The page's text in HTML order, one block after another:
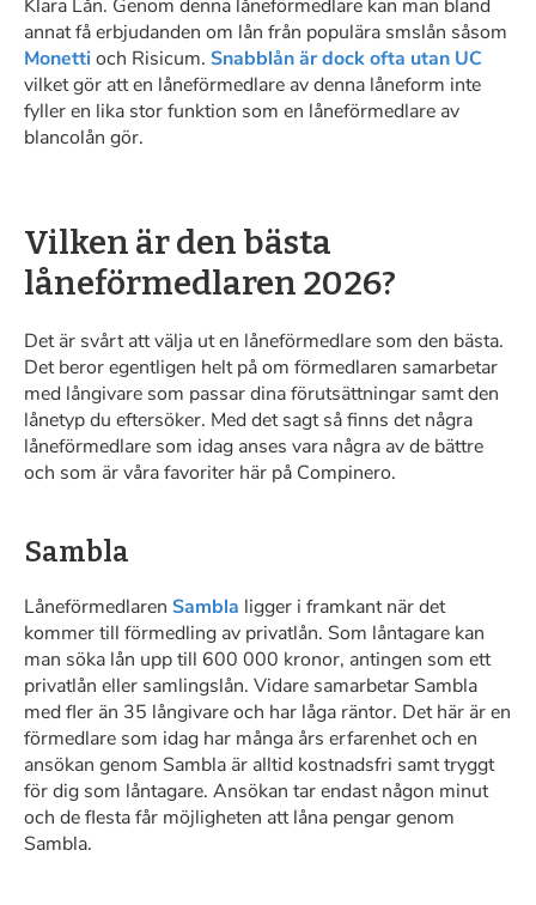
Klara Lån. Genom denna låneförmedlare kan man bland
annat få erbjudanden om lån från populära smslån såsom
Monettioch Risicum. Snabblån är dock ofta utan UC
vilket gör att en låneförmedlare av denna låneform inte
fyller en lika stor funktion som en låneförmedlare av
blancolån gör.
Vilken är den bästa
låneförmedlaren 2026?
Det är svårt att välja ut en låneförmedlare som den bästa.
Det beror egentligen helt på om förmedlaren samarbetar
med långivare som passar dina förutsättningar samt den
lånetyp du eftersöker. Med det sagt så finns det några
låneförmedlare som idag anses vara några av de bättre
och som är våra favoriter här på Compinero.
Sambla
Låneförmedlaren Sambla ligger i framkant när det
kommer till förmedling av privatlån. Som låntagare kan
man söka lån upp till 600 000 kronor, antingen som ett
privatlån eller samlingslån. Vidare samarbetar Sambla
med fler än 35 långivare och har låga räntor. Det här är en
förmedlare som idag har många års erfarenhet och en
ansökan genom Sambla är alltid kostnadsfri samt tryggt
för dig som låntagare. Ansökan tar endast någon minut
och de flesta får möjligheten att låna pengar genom
Sambla.